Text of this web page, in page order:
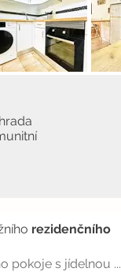
rezidenčního
pokoje s jídelnou ...